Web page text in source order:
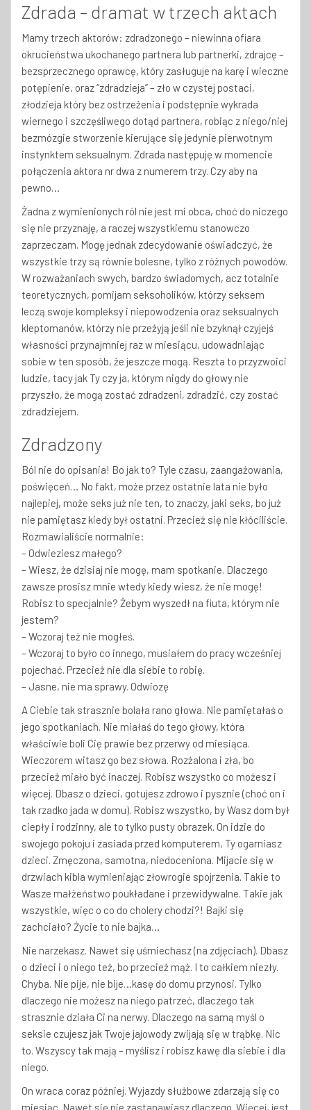
Zdrada – dramat w trzech aktach
Mamy trzech aktorów: zdradzonego – niewinna ofiara
okrucieństwa ukochanego partnera lub partnerki, zdrajcę –
bezsprzecznego oprawcę, który zasługuje na karę i wieczne
potępienie, oraz “zdradzieja” – zło w czystej postaci,
złodzieja który bez ostrzeżenia i podstępnie wykrada
wiernego i szczęśliwego dotąd partnera, robiąc z niego/niej
bezmózgie stworzenie kierujące się jedynie pierwotnym
instynktem seksualnym. Zdrada następuję w momencie
połączenia aktora nr dwa z numerem trzy. Czy aby na
pewno…
Żadna z wymienionych ról nie jest mi obca, choć do niczego
się nie przyznaję, a raczej wszystkiemu stanowczo
zaprzeczam. Mogę jednak zdecydowanie oświadczyć, że
wszystkie trzy są równie bolesne, tylko z różnych powodów.
W rozważaniach swych, bardzo świadomych, acz totalnie
teoretycznych, pomijam seksoholików, którzy seksem
leczą swoje kompleksy i niepowodzenia oraz seksualnych
kleptomanów, którzy nie przeżyją jeśli nie bzyknął czyjejś
własności przynajmniej raz w miesiącu, udowadniając
sobie w ten sposób, że jeszcze mogą. Reszta to przyzwoici
ludzie, tacy jak Ty czy ja, którym nigdy do głowy nie
przyszło, że mogą zostać zdradzeni, zdradzić, czy zostać
zdradziejem.
Zdradzony
Ból nie do opisania! Bo jak to? Tyle czasu, zaangażowania,
poświęceń… No fakt, może przez ostatnie lata nie było
najlepiej, może seks już nie ten, to znaczy, jaki seks, bo już
nie pamiętasz kiedy był ostatni. Przecież się nie kłóciliście.
Rozmawialiście normalnie:
– Odwieziesz małego?
– Wiesz, że dzisiaj nie mogę, mam spotkanie. Dlaczego
zawsze prosisz mnie wtedy kiedy wiesz, że nie mogę!
Robisz to specjalnie? Żebym wyszedł na fiuta, którym nie
jestem?
– Wczoraj też nie mogłeś.
– Wczoraj to było co innego, musiałem do pracy wcześniej
pojechać. Przecież nie dla siebie to robię.
– Jasne, nie ma sprawy. Odwiozę
A Ciebie tak strasznie bolała rano głowa. Nie pamiętałaś o
jego spotkaniach. Nie miałaś do tego głowy, która
właściwie boli Cię prawie bez przerwy od miesiąca.
Wieczorem witasz go bez słowa. Rozżalona i zła, bo
przecież miało być inaczej. Robisz wszystko co możesz i
więcej. Dbasz o dzieci, gotujesz zdrowo i pysznie (choć on i
tak rzadko jada w domu). Robisz wszystko, by Wasz dom był
ciepły i rodzinny, ale to tylko pusty obrazek. On idzie do
swojego pokoju i zasiada przed komputerem, Ty ogarniasz
dzieci. Zmęczona, samotna, niedoceniona. Mijacie się w
drzwiach kibla wymieniając złowrogie spojrzenia. Takie to
Wasze małżeństwo poukładane i przewidywalne. Takie jak
wszystkie, więc o co do cholery chodzi?! Bajki się
zachciało? Życie to nie bajka…
Nie narzekasz. Nawet się uśmiechasz (na zdjęciach). Dbasz
o dzieci i o niego też, bo przecież mąż. I to całkiem niezły.
Chyba. Nie pije, nie bije…kasę do domu przynosi. Tylko
dlaczego nie możesz na niego patrzeć, dlaczego tak
strasznie działa Ci na nerwy. Dlaczego na samą myśl o
seksie czujesz jak Twoje jajowody zwijają się w trąbkę. Nic
to. Wszyscy tak mają – myślisz i robisz kawę dla siebie i dla
niego.
On wraca coraz później. Wyjazdy służbowe zdarzają się co
miesiąc. Nawet się nie zastanawiasz dlaczego. Więcej, jest